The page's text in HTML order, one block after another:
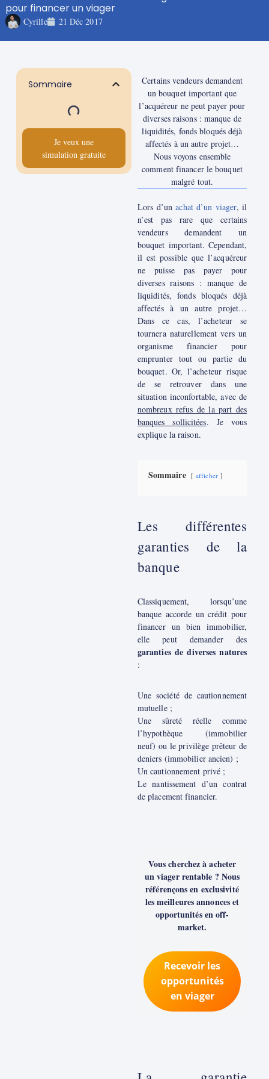
pour financer un viager
Cyrille 21 Déc 2017
Sommaire
Je veux une
simulation gratuite
Certains vendeurs demandent
un bouquet important que
l’acquéreur ne peut payer pour
diverses raisons : manque de
liquidités, fonds bloqués déjà
affectés à un autre projet…
Nous voyons ensemble
comment financer le bouquet
malgré tout.
Lors d’unachat d’un viager, il
n’est pas rare que certains
vendeurs demandent un
bouquet important. Cependant,
il est possible que l’acquéreur
ne puisse pas payer pour
diverses raisons : manque de
liquidités, fonds bloqués déjà
affectés à un autre projet…
Dans ce cas, l’acheteur se
tournera naturellement vers un
organisme financier pour
emprunter tout ou partie du
bouquet. Or, l’acheteur risque
de se retrouver dans une
situation inconfortable, avec de
nombreux refus de la part des
banques sollicitées. Je vous
explique la raison.
Sommaire afficher
Les différentes
garanties de la
banque
Classiquement, lorsqu’une
banque accorde un crédit pour
financer un bien immobilier,
elle peut demander des
garanties de diverses natures
:
Une société de cautionnement
mutuelle ;
Une sûreté réelle comme
l’hypothèque (immobilier
neuf) ou le privilège prêteur de
deniers (immobilier ancien) ;
Un cautionnement privé ;
Le nantissement d’un contrat
de placement financier.
Vous cherchez à acheter
un viager rentable ? Nous
référençons en exclusivité
les meilleures annonces et
opportunités en off-
market.
Recevoir les
opportunités
en viager